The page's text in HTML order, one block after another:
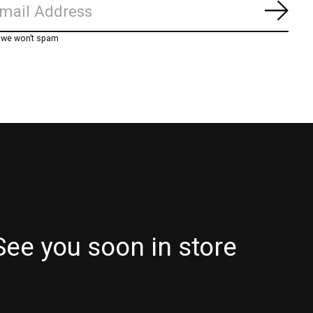
won’t spam
you soon in store